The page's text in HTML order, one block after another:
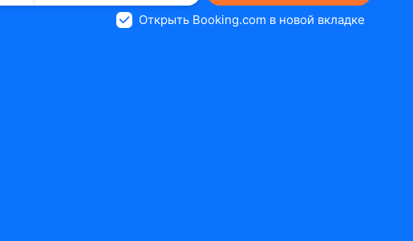
Открыть Booking.com в новой вкладке